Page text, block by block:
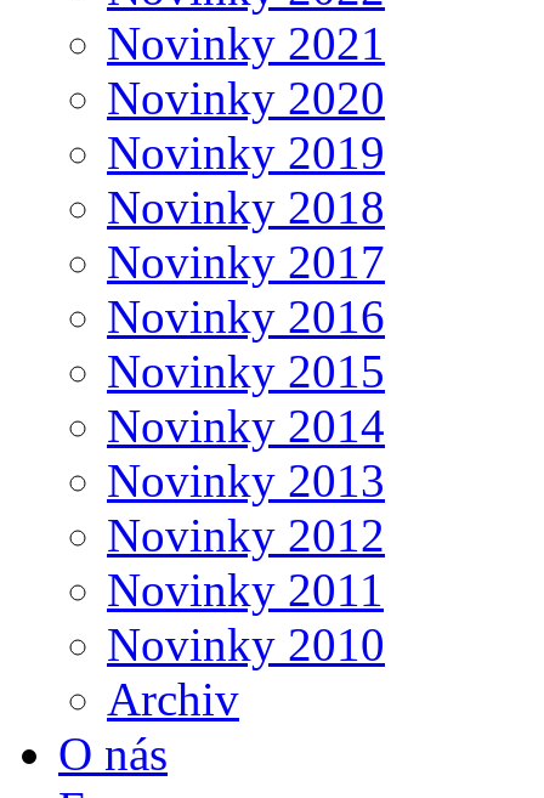
Novinky 2021
Novinky 2020
Novinky 2019
Novinky 2018
Novinky 2017
Novinky 2016
Novinky 2015
Novinky 2014
Novinky 2013
Novinky 2012
Novinky 2011
Novinky 2010
Archiv
O nás